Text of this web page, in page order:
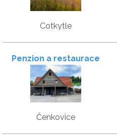
Cotkytle
Penzion a restaurace
Pod sjezdovkou
Čenkovice